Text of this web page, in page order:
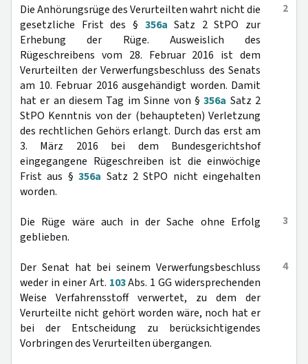
2
Die Anhörungsrüge des Verurteilten wahrt nicht die
gesetzliche Frist des § 356a Satz 2 StPO zur
Erhebung der Rüge. Ausweislich des
Rügeschreibens vom 28. Februar 2016 ist dem
Verurteilten der Verwerfungsbeschluss des Senats
am 10. Februar 2016 ausgehändigt worden. Damit
hat er an diesem Tag im Sinne von §356a Satz 2
StPO Kenntnis von der (behaupteten) Verletzung
des rechtlichen Gehörs erlangt. Durch das erst am
3. März 2016 bei dem Bundesgerichtshof
eingegangene Rügeschreiben ist die einwöchige
Frist aus §356a Satz 2 StPO nicht eingehalten
worden.
3
Die Rüge wäre auch in der Sache ohne Erfolg
geblieben.
4
Der Senat hat bei seinem Verwerfungsbeschluss
weder in einer Art. 103Abs. 1 GG widersprechenden
Weise Verfahrensstoff verwertet, zu dem der
Verurteilte nicht gehört worden wäre, noch hat er
bei der Entscheidung zu berücksichtigendes
Vorbringen des Verurteilten übergangen.